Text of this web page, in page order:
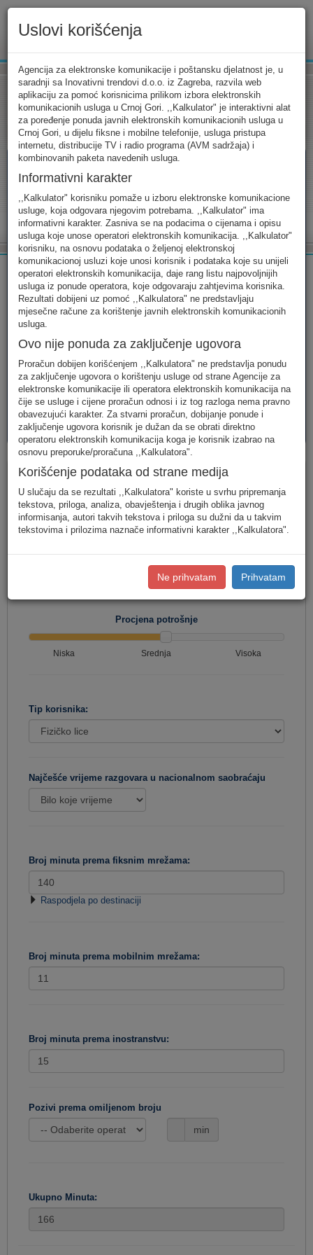
Tarifni kalkulator Uslovi korišćenja Kontakt
Tarifni kalkulator
Odaberite usluge koje koristite, popunite sva potrebna polja i
izaberite za sebe ono najbolje...
FIKSNA MOBILNA INTERNET
AVM
usluge
PAKETI
usluga
Fiksna telefonija
Jednostavan unos
(Za jednostavan unos raspodjela
korisnika u Crnoj Gori.)
(Za definisanje raspodjele saobraćaja prema
konkretnim destinacijama, koristite detaljan unos potrošnje.)
Procjena potrošnje
Niska Srednja Visoka
Tip korisnika:
Najčešće vrijeme razgovara u nacionalnom saobraćaju
Broj minuta prema fiksnim mrežama:
Raspodjela po destinaciji
Broj minuta prema mobilnim mrežama:
Broj minuta prema inostranstvu:
Pozivi prema omiljenom broju
min
Ukupno Minuta:
Uslovi korišćenja
Agencija za elektronske komunikacije i poštansku djelatnost je, u
saradnji sa Inovativni trendovi d.o.o. iz Zagreba, razvila web
aplikaciju za pomoć korisnicima prilikom izbora elektronskih
komunikacionih usluga u Crnoj Gori. ,,Kalkulator" je interaktivni alat
za poređenje ponuda javnih elektronskih komunikacionih usluga u
Crnoj Gori, u dijelu fiksne i mobilne telefonije, usluga pristupa
internetu, distribucije TV i radio programa (AVM sadržaja) i
kombinovanih paketa navedenih usluga.
Informativni karakter
,,Kalkulator" korisniku pomaže u izboru elektronske komunikacione
usluge, koja odgovara njegovim potrebama. ,,Kalkulator" ima
informativni karakter. Zasniva se na podacima o cijenama i opisu
usluga koje unose operatori elektronskih komunikacija. ,,Kalkulator"
korisniku, na osnovu podataka o željenoj elektronskoj
komunikacionoj usluzi koje unosi korisnik i podataka koje su unijeli
operatori elektronskih komunikacija, daje rang listu najpovoljnijih
usluga iz ponude operatora, koje odgovaraju zahtjevima korisnika.
Rezultati dobijeni uz pomoć ,,Kalkulatora" ne predstavljaju
mjesečne račune za korištenje javnih elektronskih komunikacionih
usluga.
Ovo nije ponuda za zaključenje ugovora
Proračun dobijen korišćenjem ,,Kalkulatora" ne predstavlja ponudu
za zaključenje ugovora o korištenju usluge od strane Agencije za
elektronske komunikacije ili operatora elektronskih komunikacija na
čije se usluge i cijene proračun odnosi i iz tog razloga nema pravno
obavezujući karakter. Za stvarni proračun, dobijanje ponude i
zaključenje ugovora korisnik je dužan da se obrati direktno
operatoru elektronskih komunikacija koga je korisnik izabrao na
osnovu preporuke/proračuna ,,Kalkulatora".
Korišćenje podataka od strane medija
U slučaju da se rezultati ,,Kalkulatora" koriste u svrhu pripremanja
tekstova, priloga, analiza, obavještenja i drugih oblika javnog
informisanja, autori takvih tekstova i priloga su dužni da u takvim
tekstovima i prilozima naznače informativni karakter ,,Kalkulatora".
Ne prihvatam Prihvatam